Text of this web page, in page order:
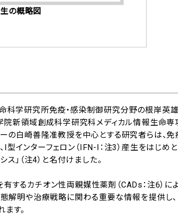
の概略図
科学研究所免疫・感染制御研究分野の根岸英
院新領域創成科学研究科メディカル情報生命専
の白崎善隆准教授を中心とする研究者らは、免
インターフェロン（IFN-I：注3）産生をはじめ
」（注4）と名付けました。
するカチオン性両親媒性薬剤（CADs：注6）に
解明や治療戦略に関わる重要な情報を提供し、
す。